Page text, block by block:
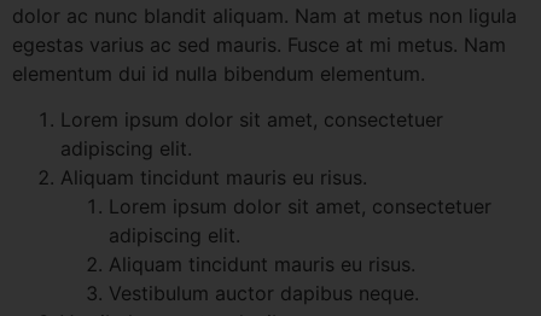
dolor ac nunc blandit aliquam. Nam at metus non ligula
egestas varius ac sed mauris. Fusce at mi metus. Nam
elementum dui id nulla bibendum elementum.
Lorem ipsum dolor sit amet, consectetuer
adipiscing elit.
Aliquam tincidunt mauris eu risus.
Lorem ipsum dolor sit amet, consectetuer
adipiscing elit.
Aliquam tincidunt mauris eu risus.
Vestibulum auctor dapibus neque.